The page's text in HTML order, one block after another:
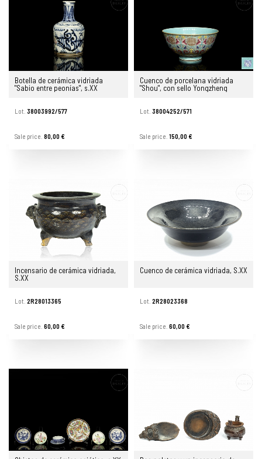
Botella de cerámica vidriada
"Sabio entre peonías", s.XX
Lot. 38003992/577
Sale price. 80,00 €
Cuenco de porcelana vidriada
"Shou", con sello Yongzheng
Lot. 38004252/571
Sale price. 150,00 €
Incensario de cerámica vidriada,
S.XX
Lot. 2R28013365
Sale price. 60,00 €
Cuenco de cerámica vidriada, S.XX
Lot. 2R28023368
Sale price. 60,00 €